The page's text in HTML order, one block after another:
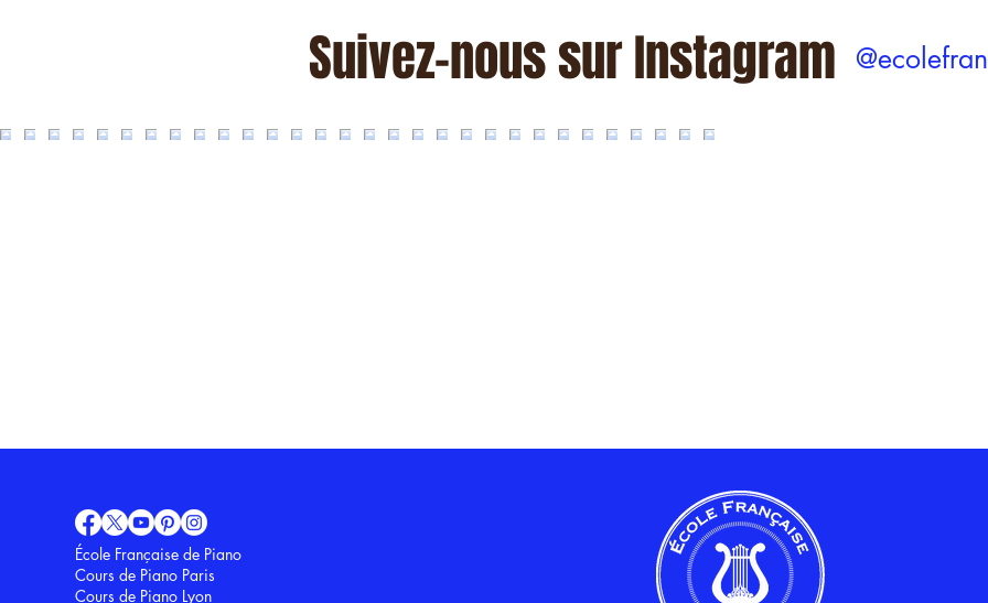
Suivez-nous sur Instagram
École Française de Piano
Cours de Piano Paris
Cours de Piano Lyon